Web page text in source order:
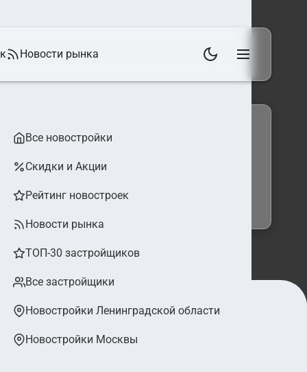
Новости рынка
Все новостройки
Скидки и Акции
Рейтинг новостроек
Новости рынка
ТОП-30 застройщиков
Все застройщики
Новостройки Ленинградской области
Новостройки Москвы